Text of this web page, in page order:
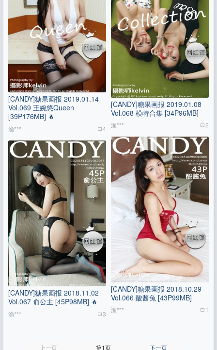
[CANDY]糖果画报 2019.01.14
Vol.069 王婉悠Queen
[39P176MB]
渔*** 4
[CANDY]糖果画报 2018.11.02
Vol.067 俞公主 [45P98MB]
渔*** 3
[CANDY]糖果画报 2019.01.08
Vol.068 模特合集 [34P96MB]
渔*** 2
[CANDY]糖果画报 2018.10.29
Vol.066 酸酱兔 [43P99MB]
渔*** 1
上一页 第1页 下一页